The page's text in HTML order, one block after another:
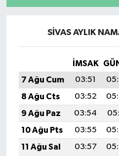
SIVAS AYLIK
İMSAK
7 Ağu Cum
03:51
8 Ağu Cts
03:52
9 Ağu Paz
03:54
10 Ağu Pts
03:55
11 Ağu Sal
03:57